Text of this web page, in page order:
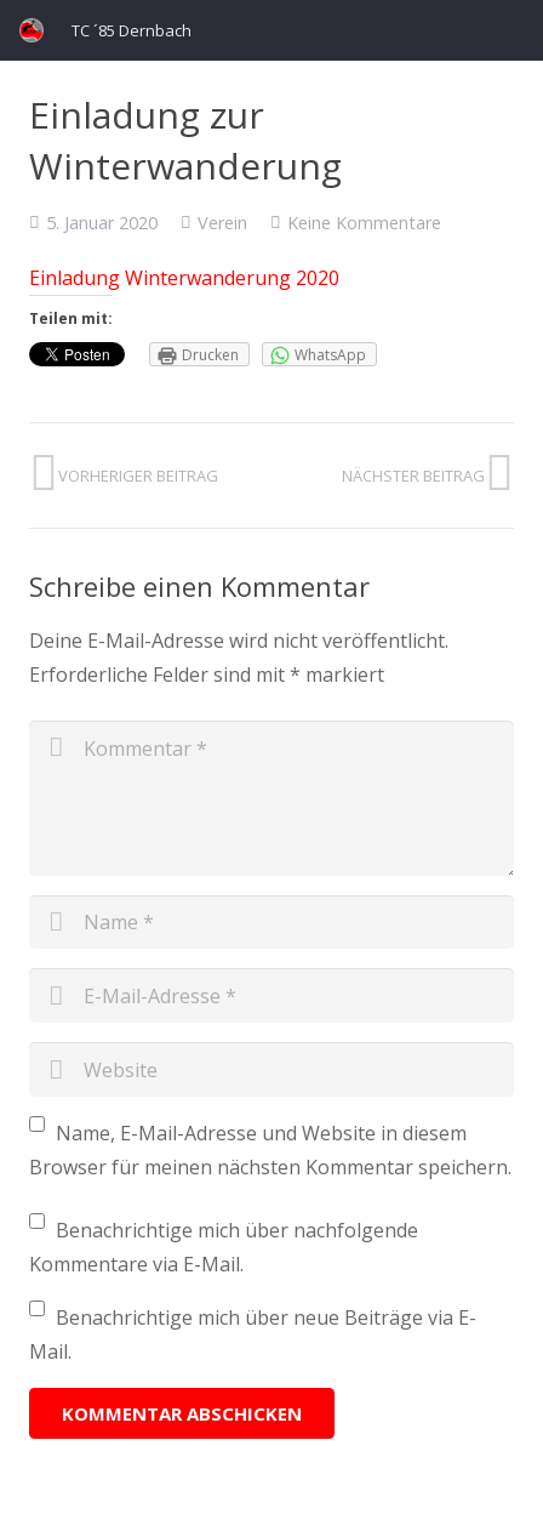
TC ´85 Dernbach
Einladung zur
Winterwanderung
5. Januar 2020 Verein Keine Kommentare
Einladung Winterwanderung 2020
Teilen mit:
Drucken
WhatsApp
VORHERIGER BEITRAG NÄCHSTER BEITRAG
Schreibe einen Kommentar
Deine E-Mail-Adresse wird nicht veröffentlicht.
Erforderliche Felder sind mit* markiert
Name, E-Mail-Adresse und Website in diesem
Browser für meinen nächsten Kommentar speichern.
Benachrichtige mich über nachfolgende
Kommentare via E-Mail.
Benachrichtige mich über neue Beiträge via E-
Mail.